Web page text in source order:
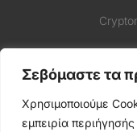
Σεβόμαστε τα
Χρησιμοποιούμε
εμπειρία